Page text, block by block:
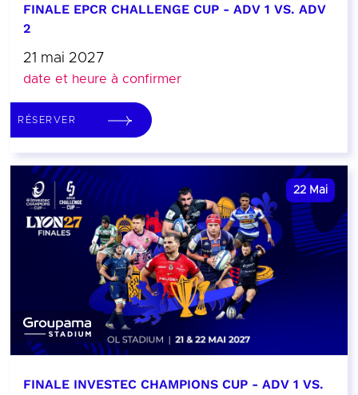
FINALE EPCR CHALLENGE CUP - ADV 1 VS. ADV
2
21 mai 2027
date et heure à confirmer
RÉSERVER
22 Mai
FINALE INVESTEC CHAMPIONS CUP - ADV 1 VS.